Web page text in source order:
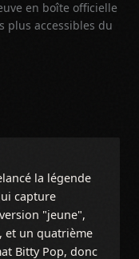
en boîte officielle
plus accessibles du
la légende
capture
"jeune",
et un quatrième
Bitty Pop, donc